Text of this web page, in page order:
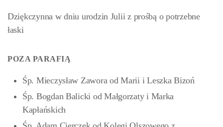
Dziękczynna w dniu urodzin Julii z prośbą o potrzebne
łaski
POZA PARAFIĄ
Śp. Mieczysław Zawora od Marii i Leszka Bizoń
Śp. Bogdan Balicki od Małgorzaty i Marka
Kapłańskich